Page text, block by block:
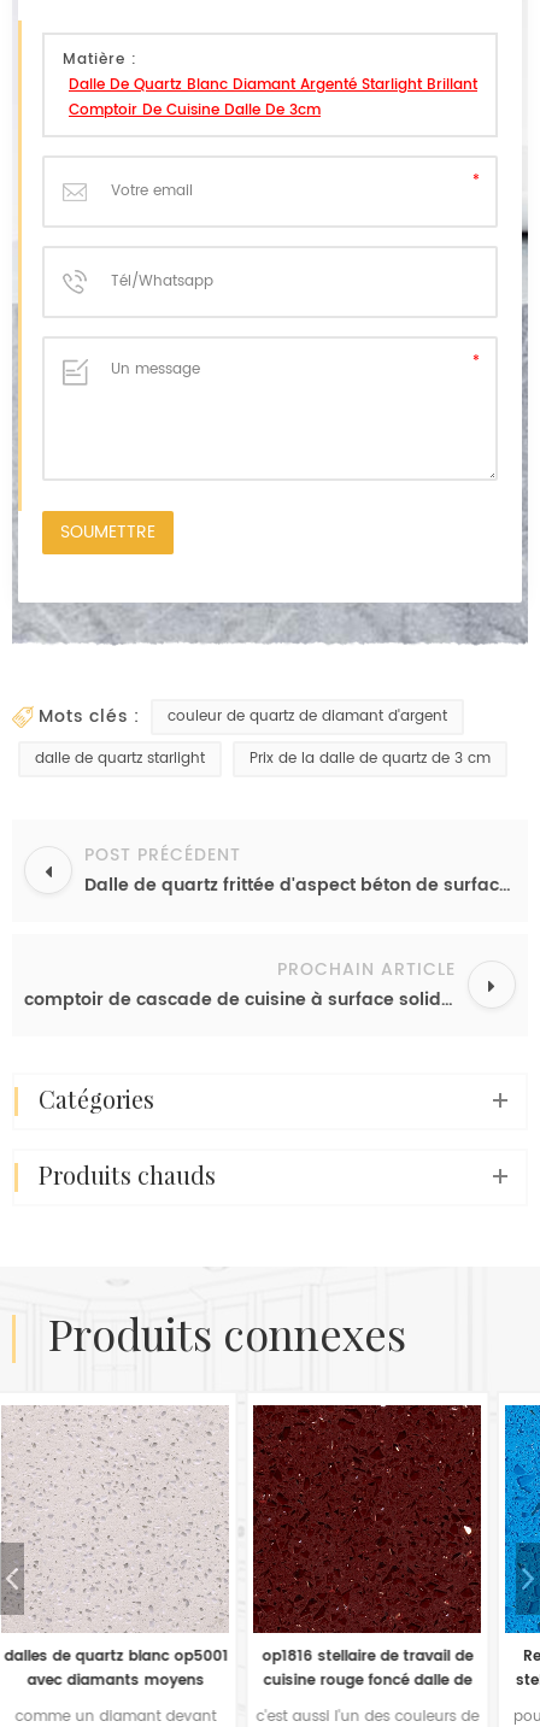
Matière :
Dalle De Quartz Blanc Diamant Argenté Starlight Brillant
Comptoir De Cuisine Dalle De 3cm
mots clés :
couleur de quartz de diamant d'argent
dalle de quartz starlight
Prix de la dalle de quartz de 3 cm
POST PRÉCÉDENT
Dalle de quartz frittée d'aspect béton de surface en corne de pierre artificielle grise pour paillasse
PROCHAIN ARTICLE
comptoir de cascade de cuisine à surface solide pierre de quartz frittée pierre artificielle blanche
catégories
produits chauds
produits connexes
op1816 stellaire de travail de
cuisine rouge foncé dalle de
c'est aussi l'un des couleurs de
Revêtement de sol op1813
stellaire bleu clair en quartz
pour de nombreux fabricants